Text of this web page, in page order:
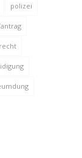
polizei